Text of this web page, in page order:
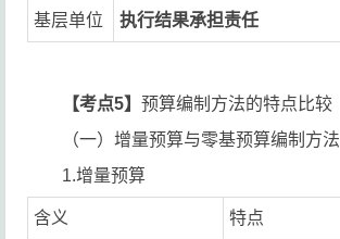
基层单位
执行结果承担责任
【考点5】预算编制方法的特点比较
（一）增量预算与零基预算编制方法
1.增量预算
含义 特点